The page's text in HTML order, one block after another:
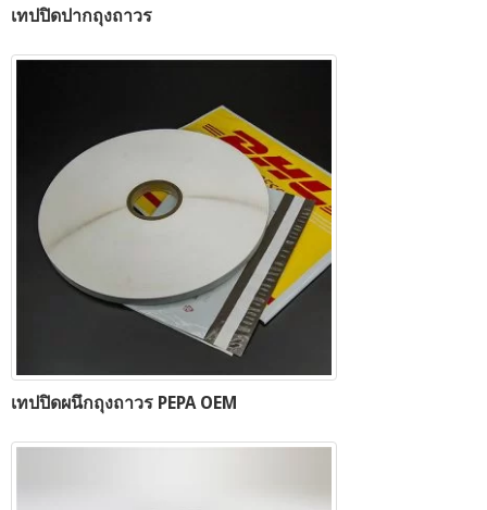
เทปปิดปากถุงถาวร
เทปปิดผนึกถุงถาวร PEPA OEM